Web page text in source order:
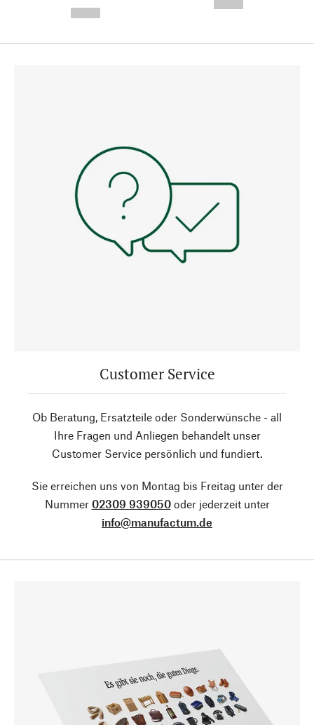
Customer Service
Ob Beratung, Ersatzteile oder Sonderwünsche - all
Ihre Fragen und Anliegen behandelt unser
Customer Service persönlich und fundiert.
Sie erreichen uns von Montag bis Freitag unter der
Nummer 02309 939050oder jederzeit unter
info@manufactum.de